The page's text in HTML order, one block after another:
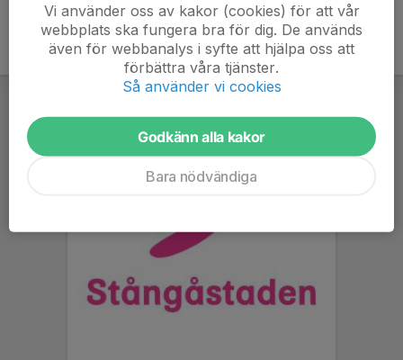
Vi använder oss av kakor (cookies) för att vår
webbplats ska fungera bra för dig. De används
även för webbanalys i syfte att hjälpa oss att
förbättra våra tjänster.
Så använder vi cookies
Godkänn alla kakor
Bara nödvändiga